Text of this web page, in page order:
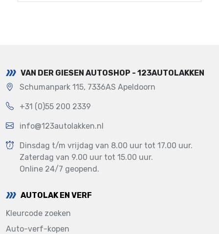
VAN DER GIESEN AUTOSHOP - 123AUTOLAKKEN
Schumanpark 115, 7336AS Apeldoorn
+31 (0)55 200 2339
info@123autolakken.nl
Dinsdag t/m vrijdag van 8.00 uur tot 17.00 uur.
Zaterdag van 9.00 uur tot 15.00 uur.
Online 24/7 geopend.
AUTOLAK EN VERF
Kleurcode zoeken
Auto-verf-kopen